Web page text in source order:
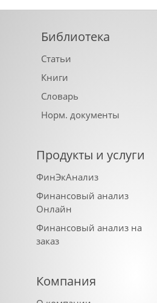
Библиотека
Статьи
Книги
Словарь
Норм. документы
Продукты и услуги
ФинЭкАнализ
Финансовый анализ
Онлайн
Финансовый анализ на
заказ
Компания